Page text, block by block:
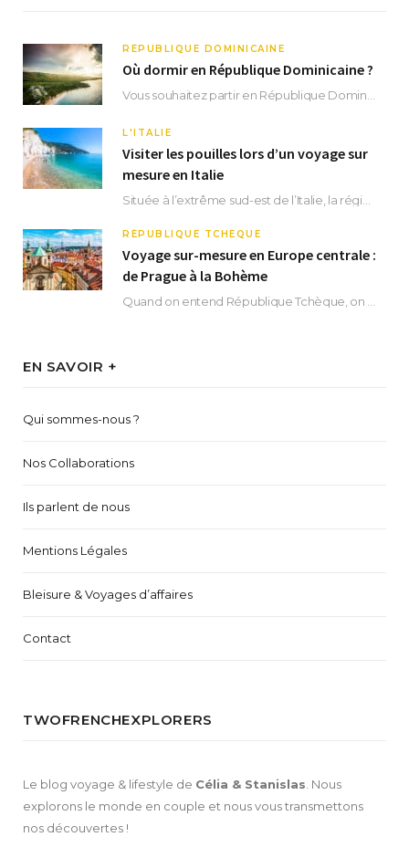
RÉPUBLIQUE DOMINICAINE
Où dormir en République Dominicaine ?
L'ITALIE
Visiter les pouilles lors d’un voyage sur
mesure en Italie
RÉPUBLIQUE TCHÈQUE
Voyage sur-mesure en Europe centrale :
de Prague à la Bohème
EN SAVOIR +
Qui sommes-nous ?
Nos Collaborations
Ils parlent de nous
Mentions Légales
Bleisure & Voyages d’affaires
Contact
TWOFRENCHEXPLORERS
Le blog voyage & lifestyle de Célia & Stanislas . Nous
explorons le monde en couple et nous vous transmettons
nos découvertes !